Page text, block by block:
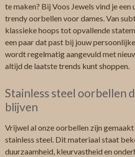
te maken? Bij Voos Jewels vind je
trendy oorbellen voor dames. Van
klassieke hoops tot opvallende
een paar dat past bij jouw
wordt regelmatig aangevuld met
altijd de laatste trends kunt shoppen.
Stainless steel oorbellen
blijven
Vrijwel al onze oorbellen zijn
stainless steel. Dit materiaal staat
duurzaamheid, kleurvastheid en